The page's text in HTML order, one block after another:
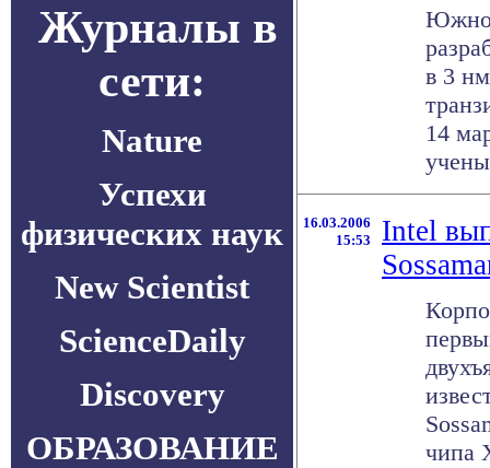
Журналы в
сети:
Nature
Успехи
физических наук
New Scientist
ScienceDaily
Discovery
ОБРАЗОВАНИЕ
в 3
14
16.03.2006
15:53
Intel
чипа